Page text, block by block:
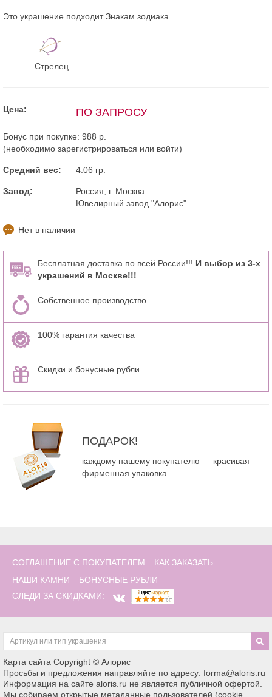
Это украшение подходит Знакам зодиака
Стрелец
Цена: ПО ЗАПРОСУ
Бонус при покупке: 988 р.
(необходимо зарегистрироваться или войти)
Средний вес: 4.06 гр.
Завод:
Россия, г. Москва
Ювелирный завод "Алорис"
Нет в наличии
Бесплатная доставка по всей России!!! И выбор из 3-х
украшений в Москве!!!
Собственное производство
100% гарантия качества
Скидки и бонусные рубли
ПОДАРОК!
каждому нашему покупателю — красивая
фирменная упаковка
СОГЛАШЕНИЕ С ПОКУПАТЕЛЕМ
КАК ЗАКАЗАТЬ
НАШИ КАМНИ
БОНУСНЫЕ РУБЛИ
СЛЕДИ ЗА СКИДКАМИ:
Карта сайта Copyright © Алорис
Просьбы и предложения направляйте по адресу: forma@aloris.ru
Информация на сайте aloris.ru не является публичной офертой.
Мы собираем открытые метаданные пользователей (cookie,